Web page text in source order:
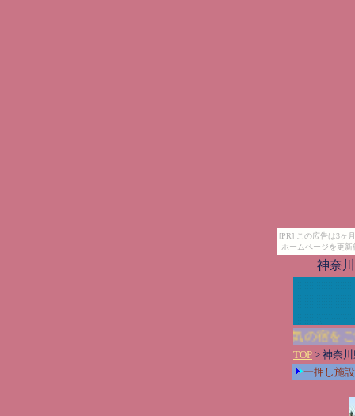
[PR] この広告は3ヶ
ホームページを更
神奈
自家源泉を楽しめる施設中心の神奈川県で人気の宿をご案
TOP > 神奈
一押し施設